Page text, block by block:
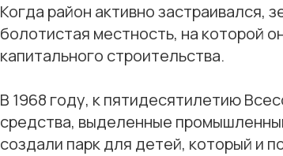
Когда район активно застраивался,
болотистая местность, на которой
капитального строительства.
В 1968 году, к пятидесятилетию
средства, выделенные
создали парк для детей, который и